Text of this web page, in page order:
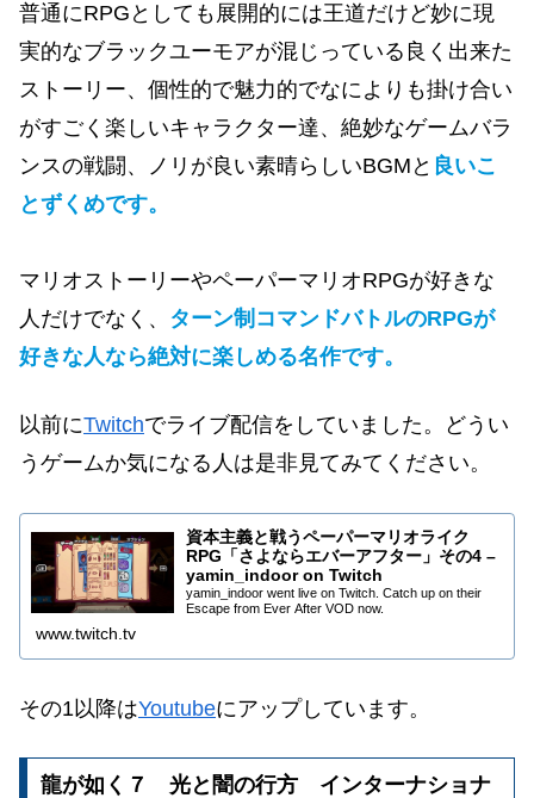
普通にRPGとしても展開的には王道だけど妙に現
実的なブラックユーモアが混じっている良く出来た
ストーリー、個性的で魅力的でなによりも掛け合い
がすごく楽しいキャラクター達、絶妙なゲームバラ
ンスの戦闘、ノリが良い素晴らしいBGMと 良いこ
とずくめです。
マリオストーリーやペーパーマリオRPGが好きな
人だけでなく、 ターン制コマンドバトルのRPGが
好きな人なら絶対に楽しめる名作です。
以前にTwitchでライブ配信をしていました。どうい
うゲームか気になる人は是非見てみてください。
資本主義と戦うペーパーマリオライク
RPG「さよならエバーアフター」その4 –
yamin_indoor on Twitch
yamin_indoor went live on Twitch. Catch up on their
Escape from Ever After VOD now.
www.twitch.tv
その1以降はYoutubeにアップしています。
龍が如く７ 光と闇の行方 インターナショナ